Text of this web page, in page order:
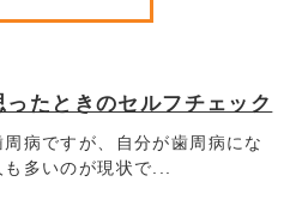
たときのセルフチェック
病ですが、自分が歯周病にな
多いのが現状で...